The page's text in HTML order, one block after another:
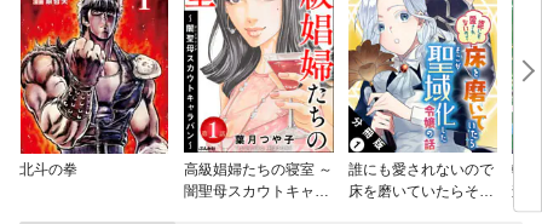
北斗の拳
高級娼婦たちの寝室 ～
闇聖母スカウトキャラ
誰にも愛されないので
床を磨いていたらそこ
転
森
し